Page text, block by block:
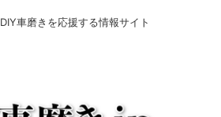
DIY車磨きを応援する情報サイト